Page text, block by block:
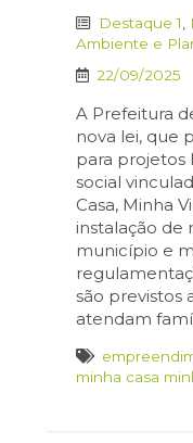
Destaque 1
Ambiente e
22/09/2025
A Prefeitura
nova lei, que
para projetos
social
Casa, Minha
instalação de
município e
são previstos
atendam
minha casa